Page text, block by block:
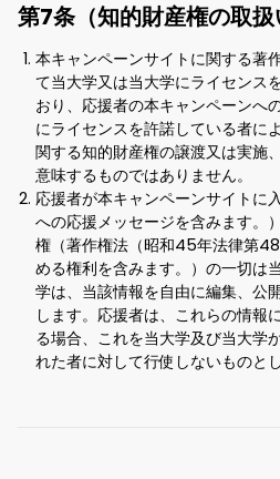
第7条（知的財産権の取扱
本キャンペーンサイトに関する著
て当大学又は当大学にライセンス
おり、応援者の本キャンペーンへ
にライセンスを許諾している者に
関する知的財産権の譲渡又は実施
意味するものではありません。
応援者が本キャンペーンサイトに
への応援メッセージを含みます。
権（著作権法（昭和45年法律第
める権利を含みます。）の一切は
学は、当該情報を自由に編集、公
します。応援者は、これらの情報
る場合、これを当大学及び当大学
れた者に対して行使しないものとし